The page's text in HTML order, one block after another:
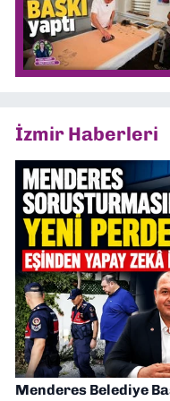
İzmir Haberleri
Menderes Belediye